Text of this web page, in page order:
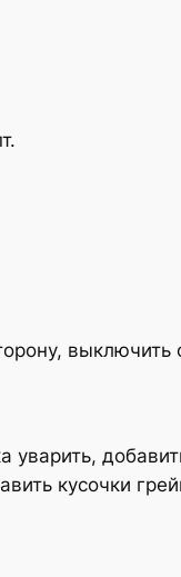
выключить
уварить,
кусочки